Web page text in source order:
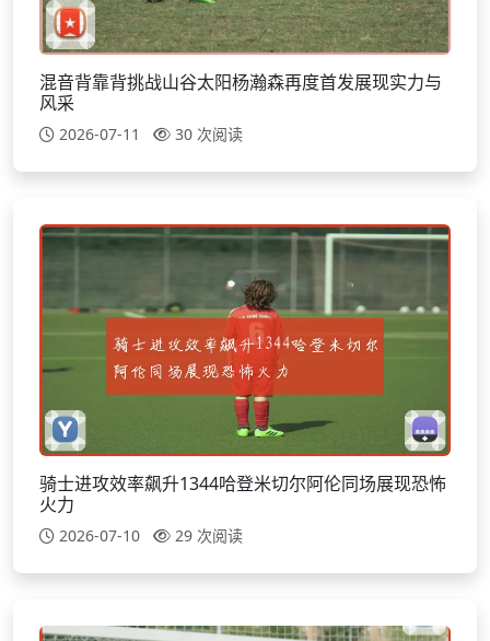
混音背靠背挑战山谷太阳杨瀚森再度首发展现实力与
风采
2026-07-11 30 次阅读
骑士进攻效率飙升1344哈登米切尔阿伦同场展现恐怖
火力
2026-07-10 29 次阅读